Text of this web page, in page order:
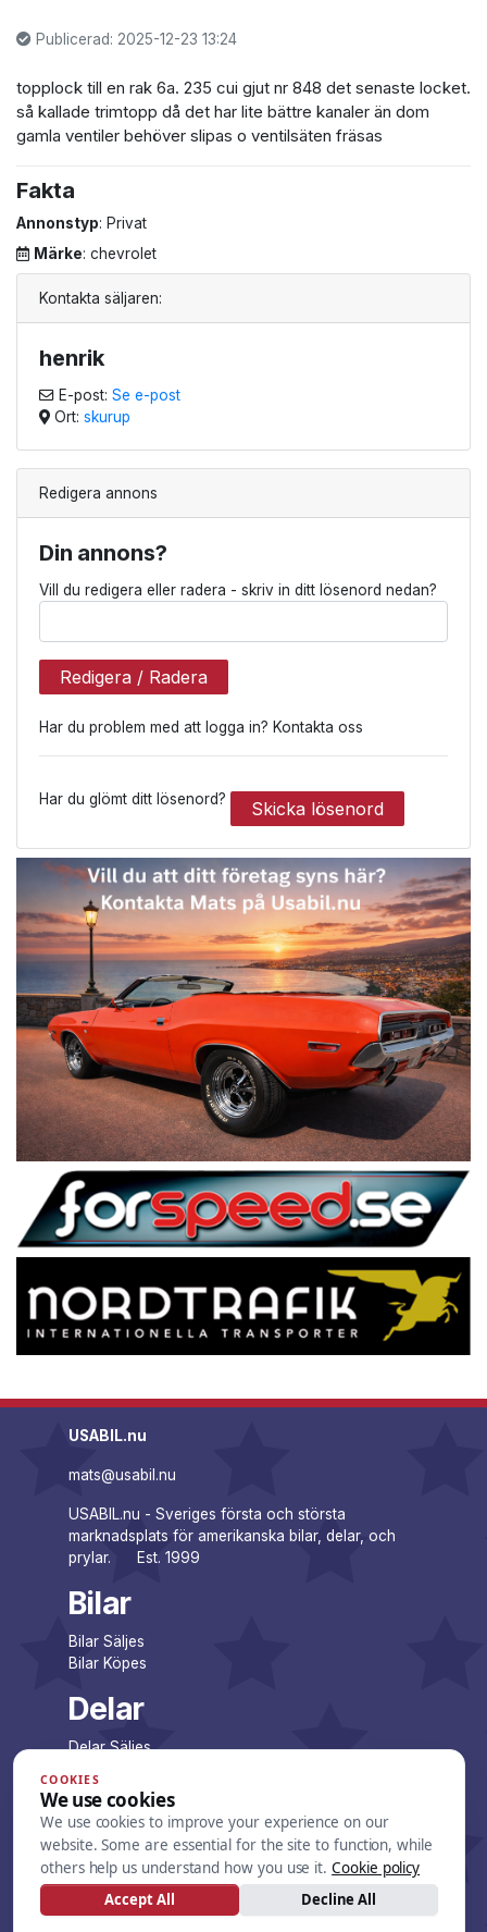
Kontakta säljaren:
henrik
E-post: Se e-post
Ort: skurup
Redigera annons
Din annons?
Vill du redigera eller radera - skriv in ditt lösenord nedan?
Redigera / Radera
Har du problem med att logga in? Kontakta oss
Har du glömt ditt lösenord? Skicka lösenord
Publicerad: 2025-12-23 13:24
topplock till en rak 6a. 235 cui gjut nr 848 det senaste locket.
så kallade trimtopp då det har lite bättre kanaler än dom
gamla ventiler behöver slipas o ventilsäten fräsas
Fakta
Annonstyp: Privat
Märke: chevrolet
USABIL.nu
mats@usabil.nu
USABIL.nu - Sveriges första och största
marknadsplats för amerikanska bilar, delar, och
prylar. Est. 1999
Bilar
Bilar Säljes
Bilar Köpes
Delar
Delar Säljes
Företag
Företagsannonser
Lista dina annonser
Övrigt
COOKIES
We use cookies
We use cookies to improve your experience on our
website. Some are essential for the site to function, while
others help us understand how you use it. Cookie policy
Accept All
Decline All